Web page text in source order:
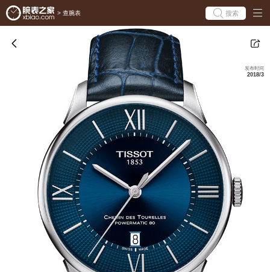
> 查腕表 搜索
发布时间
2018/3